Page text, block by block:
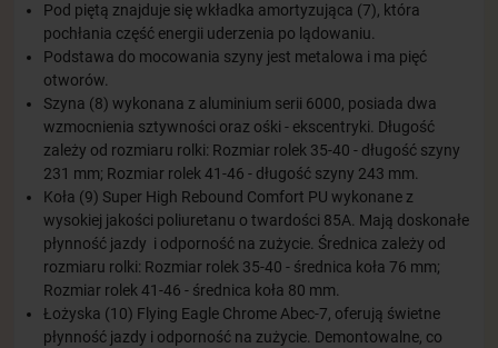
Pod piętą znajduje się wkładka amortyzująca (7), która
pochłania część energii uderzenia po lądowaniu.
Podstawa do mocowania szyny jest metalowa i ma pięć
otworów.
Szyna (8) wykonana z aluminium serii 6000, posiada dwa
wzmocnienia sztywności oraz ośki - ekscentryki. Długość
zależy od rozmiaru rolki: Rozmiar rolek 35-40 - długość szyny
231 mm; Rozmiar rolek 41-46 - długość szyny 243 mm.
Koła (9) Super High Rebound Comfort PU wykonane z
wysokiej jakości poliuretanu o twardości 85A. Mają doskonałe
płynność jazdy i odporność na zużycie. Średnica zależy od
rozmiaru rolki: Rozmiar rolek 35-40 - średnica koła 76 mm;
Rozmiar rolek 41-46 - średnica koła 80 mm.
Łożyska (10) Flying Eagle Chrome Abec-7, oferują świetne
płynność jazdy i odporność na zużycie. Demontowalne, co